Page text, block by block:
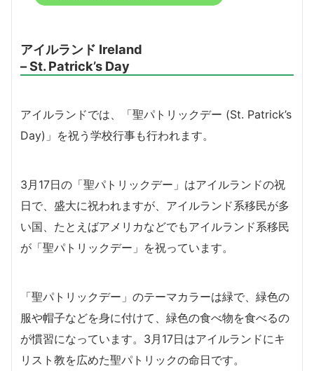
アイルランド Ireland
– St. Patrick’s Day
アイルランドでは、「聖パトリックデー (St. Patrick’s
Day)」を祝う学校行事も行われます。
3月17日の「聖パトリックデー」はアイルランドの祝
日で、盛大に祝われますが、アイルランド系移民が多
い国、たとえばアメリカなどでもアイルランド系移民
が「聖パトリックデー」を祝っています。
「聖パトリックデー」のテーマカラーは緑で、緑色の
服や帽子などを身に付けて、緑色の食べ物を食べるの
が慣習になっています。3月17日はアイルランドにキ
リスト教を広めた聖パトリックの命日です。